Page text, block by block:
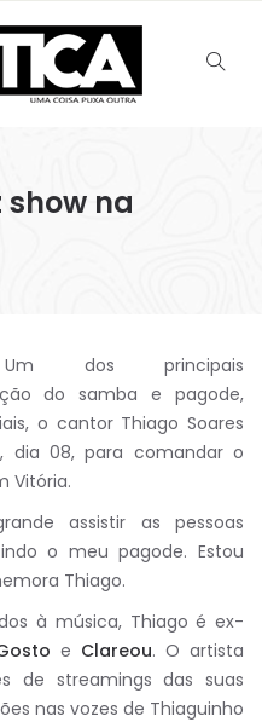
show na
Um dos principais
do samba e pagode,
o cantor Thiago Soares
dia 08, para comandar o
Vitória.
assistir as pessoas
o meu pagode. Estou
Thiago.
à música, Thiago é ex-
e Clareou. O artista
de streamings das suas
nas vozes de Thiaguinho